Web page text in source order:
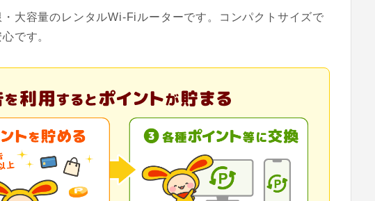
大容量のレンタルWi-Fiルーターです。コンパクトサイズで
です。